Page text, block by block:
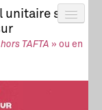
unitaire stop
hors TAFTA » ou en
CETA